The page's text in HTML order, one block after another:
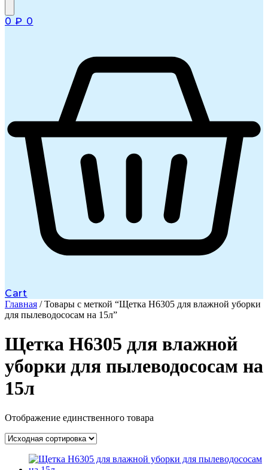
0₽ 0
Cart
Главная / Товары с меткой “Щетка H6305 для влажной уборки
для пылеводососам на 15л”
Щетка H6305 для влажной
уборки для пылеводососам на
15л
Отображение единственного товара